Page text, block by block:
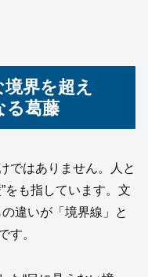
界を超え
る葛藤
ではありません。人と
をも指しています。文
違いが「境界線」と
す。